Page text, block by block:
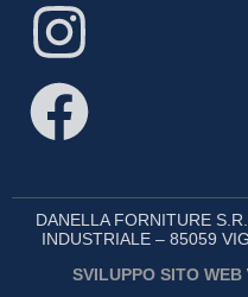
DANELLA FORNITURE
INDUSTRIALE – 85059
SVILUPPO SITO WEB